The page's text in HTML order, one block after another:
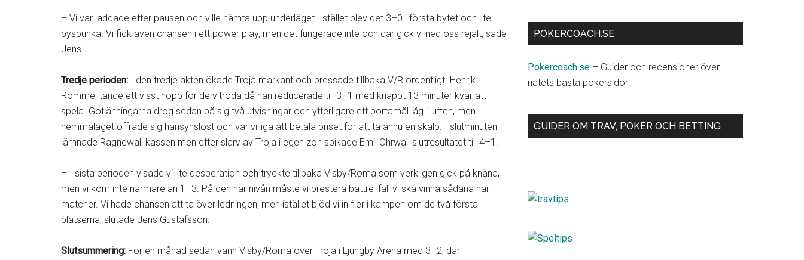
– Vi var laddade efter pausen och ville hämta upp underläget. Istället blev det 3–0 i första bytet och lite
pyspunka. Vi fick även chansen i ett power play, men det fungerade inte och där gick vi ned oss rejält, sade
Jens.
Tredje perioden: I den tredje akten ökade Troja markant och pressade tillbaka V/R ordentligt. Henrik
Rommel tände ett visst hopp för de vitröda då han reducerade till 3–1 med knappt 13 minuter kvar att
spela. Gotlänningarna drog sedan på sig två utvisningar och ytterligare ett bortamål låg i luften, men
hemmalaget offrade sig hänsynslöst och var villiga att betala priset för att ta ännu en skalp. I slutminuten
lämnade Ragnewall kassen men efter slarv av Troja i egen zon spikade Emil Öhrwall slutresultatet till 4–1.
– I sista perioden visade vi lite desperation och tryckte tillbaka Visby/Roma som verkligen gick på knäna,
men vi kom inte närmare än 1–3. På den här nivån måste vi prestera bättre ifall vi ska vinna sådana här
matcher. Vi hade chansen att ta över ledningen, men istället bjöd vi in fler i kampen om de två första
platserna, slutade Jens Gustafsson.
Slutsummering: För en månad sedan vann Visby/Roma över Troja i Ljungby Arena med 3–2, där
POKERCOACH.SE
Pokercoach.se – Guider och recensioner över
nätets bästa pokersidor!
GUIDER OM TRAV, POKER OCH BETTING